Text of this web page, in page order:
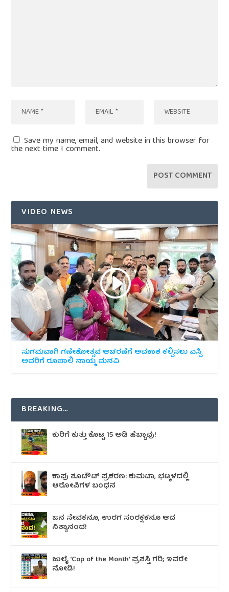
Save my name, email, and website in this browser for
the next time I comment.
VIDEO NEWS
ಸುಗಮವಾಗಿ ಗಣೇಶೋತ್ಸವ ಆಚರಣೆಗೆ ಅವಕಾಶ ಕಲ್ಪಿಸಲು ಎಸ್ಪಿ
ಅವರಿಗೆ ರೂಪಾಲಿ ನಾಯ್ಕ ಮನವಿ
BREAKING…
ಕುರಿಗೆ ಕುತ್ತು ಕೊಟ್ಟ 15 ಅಡಿ ಹೆಬ್ಬಾವು!
ಕಾಪು ಶೂಟೌಟ್‌ ಪ್ರಕರಣ: ಕುಮಟಾ, ಭಟ್ಕಳದಲ್ಲಿ
ಆರೋಪಿಗಳ ಬಂಧನ
ಜನ ಸೇವಕನೂ, ಉರಗ ಸಂರಕ್ಷಕನೂ ಆದ
ನಿತ್ಯಾನಂದ!
ಜುಲೈ ‘Cop of the Month’ ಪ್ರಶಸ್ತಿ ಗರಿ; ಇವರೇ
ನೋಡಿ!